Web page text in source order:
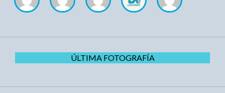
ÚLTIMA FOTOGRAFÍA